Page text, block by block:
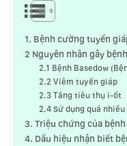
1. Bệnh cường tuyến
2 Nguyên nhân gây bệnh
2.1 Bệnh Basedow
2.2 Viêm tuyến giáp
2.3 Tăng tiêu thụ i-ốt
2.4 Sử dụng quá
3. Triệu chứng của
4. Dấu hiệu nhận biết